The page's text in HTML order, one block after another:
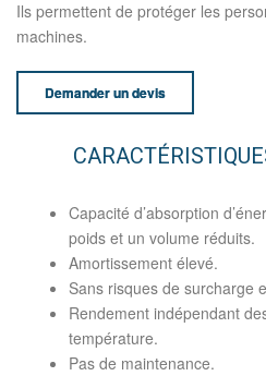
Ils permettent de protéger les
machines.
Demander un devis
Capacité d’absorption
poids et un volume réduits.
Amortissement élevé.
Sans risques de surcharge
Rendement indépendant
température.
Pas de maintenance.